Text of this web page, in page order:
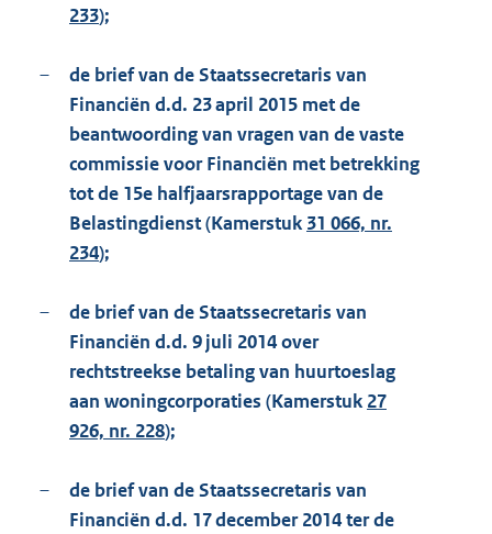
233);
–
de brief van de Staatssecretaris van
Financiën d.d. 23 april 2015 met de
beantwoording van vragen van de vaste
commissie voor Financiën met betrekking
tot de 15e halfjaarsrapportage van de
Belastingdienst (Kamerstuk 31 066, nr.
234);
–
de brief van de Staatssecretaris van
Financiën d.d. 9 juli 2014 over
rechtstreekse betaling van huurtoeslag
aan woningcorporaties (Kamerstuk 27
926, nr. 228);
–
de brief van de Staatssecretaris van
Financiën d.d. 17 december 2014 ter de